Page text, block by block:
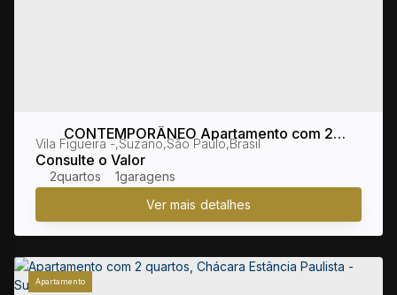
CONTEMPORÂNEO Apartamento com 2
quartos, Vila Figueira - Suzano
Consulte o Valor
Vila Figueira ,Suzano,São Paulo,Brasil
2 1
Apartamento